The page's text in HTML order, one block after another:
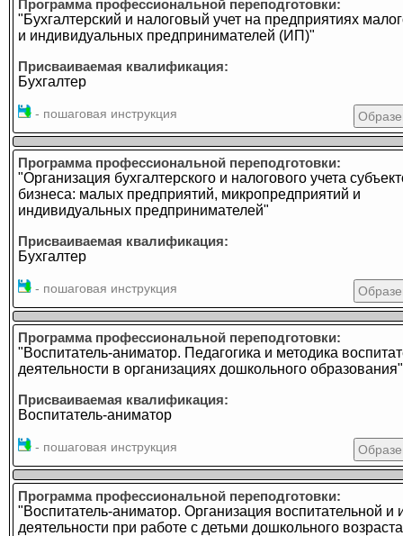
Программа профессиональной переподготовки:
"Бухгалтерский и налоговый учет на предприятиях
и индивидуальных предпринимателей (ИП)"
Присваиваемая квалификация:
Бухгалтер
- пошаговая инструкция
Программа профессиональной переподготовки:
"Организация бухгалтерского и налогового учета
бизнеса: малых предприятий, микропредприятий и
индивидуальных предпринимателей"
Присваиваемая квалификация:
Бухгалтер
- пошаговая инструкция
Программа профессиональной переподготовки:
"Воспитатель-аниматор. Педагогика и методика
деятельности в организациях дошкольного образования"
Присваиваемая квалификация:
Воспитатель-аниматор
- пошаговая инструкция
Программа профессиональной переподготовки:
"Воспитатель-аниматор. Организация воспитательной и
деятельности при работе с детьми дошкольного